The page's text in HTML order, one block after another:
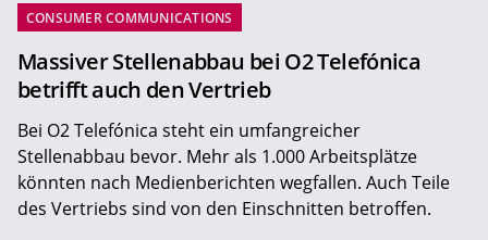
CONSUMER COMMUNICATIONS
Massiver Stellenabbau bei O2 Telefónica
betrifft auch den Vertrieb
Bei O2 Telefónica steht ein umfangreicher
Stellenabbau bevor. Mehr als 1.000 Arbeitsplätze
könnten nach Medienberichten wegfallen. Auch Teile
des Vertriebs sind von den Einschnitten betroffen.